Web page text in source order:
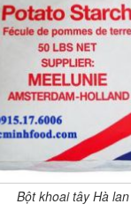
Bột khoai tây Hà lan